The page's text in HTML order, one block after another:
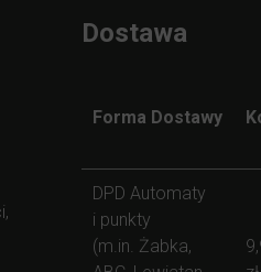
Dostawa
Forma Dostawy
DPD Automaty
i punkty
(m.in. Żabka,